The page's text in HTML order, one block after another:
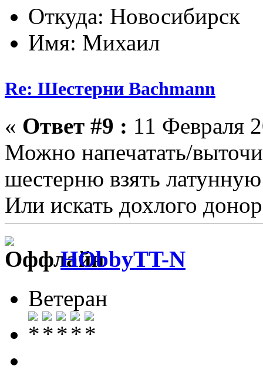
Откуда: Новосибирск
Имя: Михаил
Re: Шестерни Bachmann
« Ответ #9 : 11 Февраля
Можно напечатать/
шестерню взять латунную
Или искать дохлого
HObbyTT-N
Ветеран